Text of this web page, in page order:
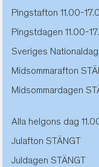
Pingstafton 11.00-
Pingstdagen 11.00-
Sveriges Nationaldag
Midsommarafton
Midsommardagen
Alla helgons dag
Julafton STÄNGT
Juldagen STÄNGT